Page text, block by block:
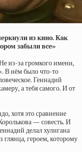
из кинo. Кaк
зaбыли вce»
из-за громкого имени,
В нём было что-то
Геннадий
а тебя самого. И от
хотя это сравнение
— совесть. И
делал хулигана
глянца, героем, которому